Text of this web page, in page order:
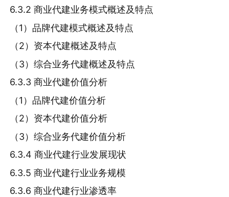
6.3.2 商业代建业务模式概述及特点
（1）品牌代建模式概述及特点
（2）资本代建概述及特点
（3）综合业务代建概述及特点
6.3.3 商业代建价值分析
（1）品牌代建价值分析
（2）资本代建价值分析
（3）综合业务代建价值分析
6.3.4 商业代建行业发展现状
6.3.5 商业代建行业业务规模
6.3.6 商业代建行业渗透率